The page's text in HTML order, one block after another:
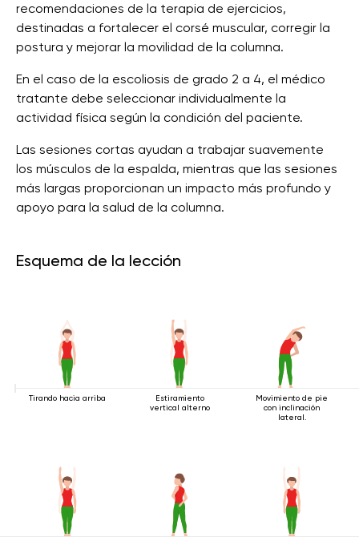
recomendaciones de la terapia de ejercicios,
destinadas a fortalecer el corsé muscular, corregir la
postura y mejorar la movilidad de la columna.
En el caso de la escoliosis de grado 2 a 4, el médico
tratante debe seleccionar individualmente la
actividad física según la condición del paciente.
Las sesiones cortas ayudan a trabajar suavemente
los músculos de la espalda, mientras que las sesiones
más largas proporcionan un impacto más profundo y
apoyo para la salud de la columna.
Esquema de la lección
Tirando hacia arriba
Estiramiento
vertical alterno
Movimiento de pie
con inclinación
lateral.